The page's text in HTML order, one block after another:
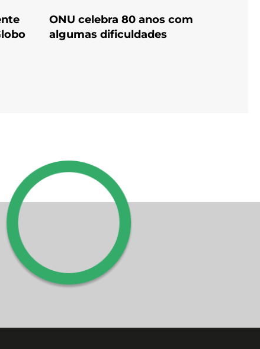
ONU celebra 80 anos com
algumas dificuldades